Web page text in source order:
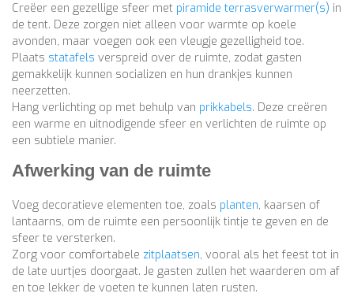
Creëer een gezellige sfeer met piramide terrasverwarmer(s) in
de tent. Deze zorgen niet alleen voor warmte op koele
avonden, maar voegen ook een vleugje gezelligheid toe.
Plaats statafels verspreid over de ruimte, zodat gasten
gemakkelijk kunnen socializen en hun drankjes kunnen
neerzetten.
Hang verlichting op met behulp van prikkabels. Deze creëren
een warme en uitnodigende sfeer en verlichten de ruimte op
een subtiele manier.
Afwerking van de ruimte
Voeg decoratieve elementen toe, zoals planten, kaarsen of
lantaarns, om de ruimte een persoonlijk tintje te geven en de
sfeer te versterken.
Zorg voor comfortabele zitplaatsen, vooral als het feest tot in
de late uurtjes doorgaat. Je gasten zullen het waarderen om af
en toe lekker de voeten te kunnen laten rusten.